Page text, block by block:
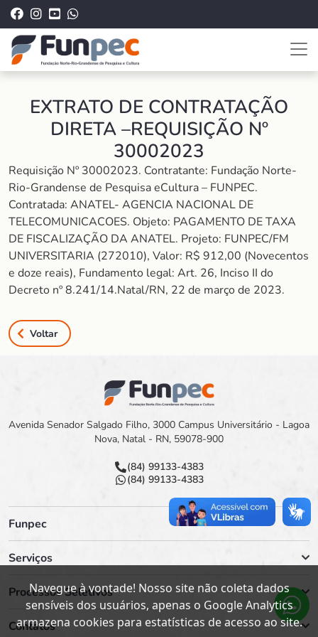
EXTRATO DE CONTRATAÇÃO
DIRETA –REQUISIÇÃO Nº
30002023
Requisição Nº 30002023. Contratante: Fundação Norte-
Rio-Grandense de Pesquisa eCultura – FUNPEC.
Contratada: ANATEL- AGENCIA NACIONAL DE
TELECOMUNICACOES. Objeto: PAGAMENTO DE TAXA
DE FISCALIZAÇÃO DA ANATEL. Projeto: FUNPEC/FM
UNIVERSITARIA (272010), Valor: R$ 912,00 (Novecentos
e doze reais), Fundamento legal: Art. 26, Inciso II do
Decreto nº 8.241/14.Natal/RN, 22 de março de 2023.
Voltar
Avenida Senador Salgado Filho, 3000 Campus Universitário - Lagoa
Nova, Natal - RN, 59078-900
(84) 99133-4383
(84) 99133-4383
Funpec
Serviços
Processos Seletivos
Contatos
Navegue à vontade! Nosso site não coleta dados
sensíveis dos usuários, apenas o Google Analytics
armazena cookies para estatísticas de acesso ao site.